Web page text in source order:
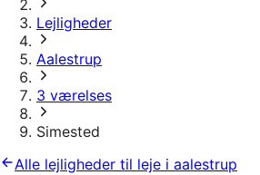
Lejligheder
Aalestrup
3 værelses
Simested
Alle lejligheder til leje i aalestrup